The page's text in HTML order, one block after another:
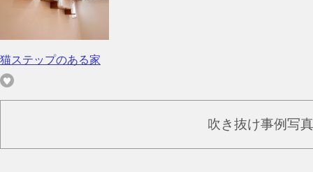
猫ステップのある家
吹き抜け事例写